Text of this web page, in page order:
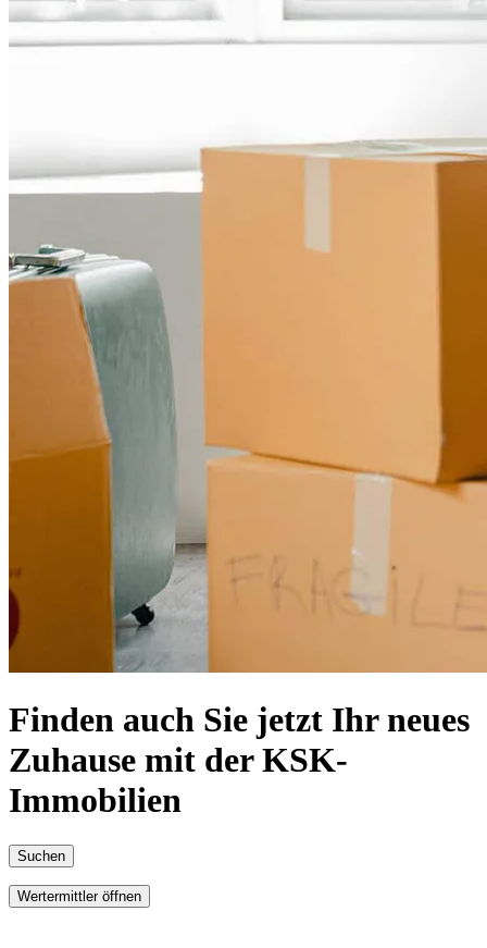
Finden auch Sie jetzt Ihr neues
Zuhause mit der KSK-
Immobilien
Suchen
Wertermittler öffnen